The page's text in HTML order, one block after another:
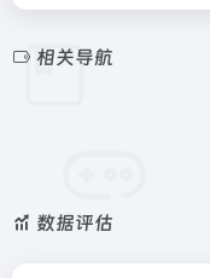
相关导航
数据评估